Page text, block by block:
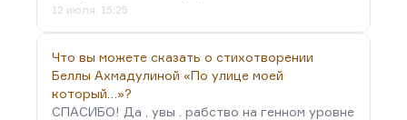
12 июля, 15:25
Что вы можете сказать о стихотворении
Беллы Ахмадулиной «По улице моей
который…»?
СПАСИБО! Да , увы . рабство на генном уровне